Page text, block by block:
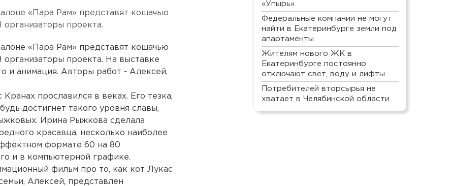
«Пара Рам» представят кошачью
проекта.
«Пара Рам» представят кошачью
проекта. На выставке
и анимация. Авторы работ - Алексей,
прославился в веках. Его тезка,
достигнет такого уровня славы,
Ирина Рыжкова сделала
красавца, несколько наиболее
формате 60 на 80
и в компьютерной графике.
фильм про то, как кот Лукас
Алексей, представлен
«Упырь»
Федеральные компании не могут
найти в Екатеринбурге земли под
апартаменты
Жителям нового ЖК в
Екатеринбурге постоянно
отключают свет, воду и лифты
Потребителей вторсырья не
хватает в Челябинской области